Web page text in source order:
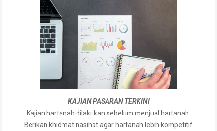
KAJIAN PASARAN TERKINI
Kajian hartanah dilakukan sebelum menjual hartanah.
Berikan khidmat nasihat agar hartanah lebih kompetitif